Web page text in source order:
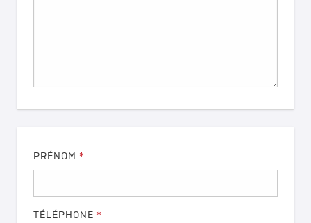
PRÉNOM *
TÉLÉPHONE *